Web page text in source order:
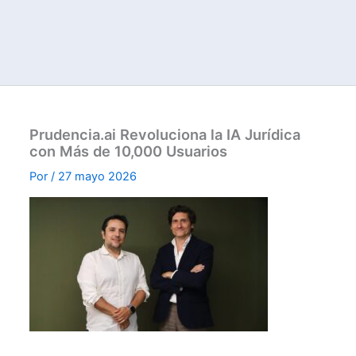
Prudencia.ai Revoluciona la IA Jurídica
con Más de 10,000 Usuarios
Por/ 27 mayo 2026